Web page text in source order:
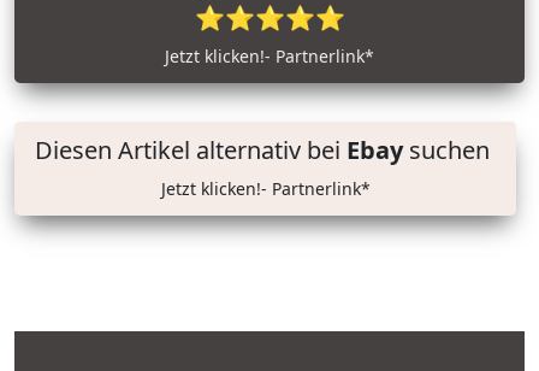
⭐⭐⭐⭐⭐
Jetzt klicken!- Partnerlink*
Diesen Artikel alternativ bei Ebaysuchen
Jetzt klicken!- Partnerlink*